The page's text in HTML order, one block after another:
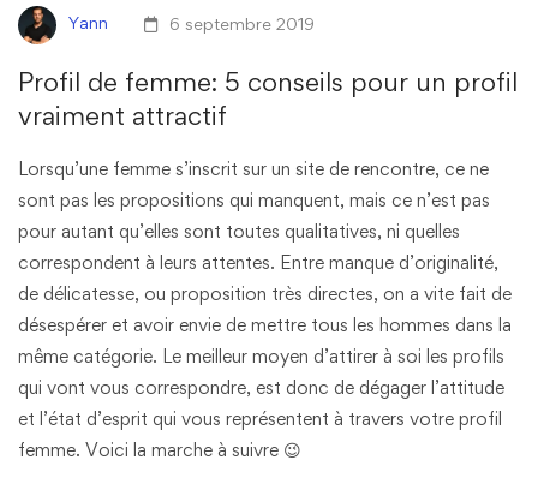
Yann 6 septembre 2019
Profil de femme: 5 conseils pour un profil
vraiment attractif
Lorsqu’une femme s’inscrit sur un site de rencontre, ce ne
sont pas les propositions qui manquent, mais ce n’est pas
pour autant qu’elles sont toutes qualitatives, ni quelles
correspondent à leurs attentes. Entre manque d’originalité,
de délicatesse, ou proposition très directes, on a vite fait de
désespérer et avoir envie de mettre tous les hommes dans la
même catégorie. Le meilleur moyen d’attirer à soi les profils
qui vont vous correspondre, est donc de dégager l’attitude
et l’état d’esprit qui vous représentent à travers votre profil
femme. Voici la marche à suivre 😉